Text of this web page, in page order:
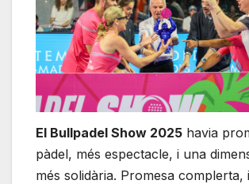
El Bullpadel Show 2025 havia
pàdel, més espectacle, i una
més solidària. Promesa complerta,